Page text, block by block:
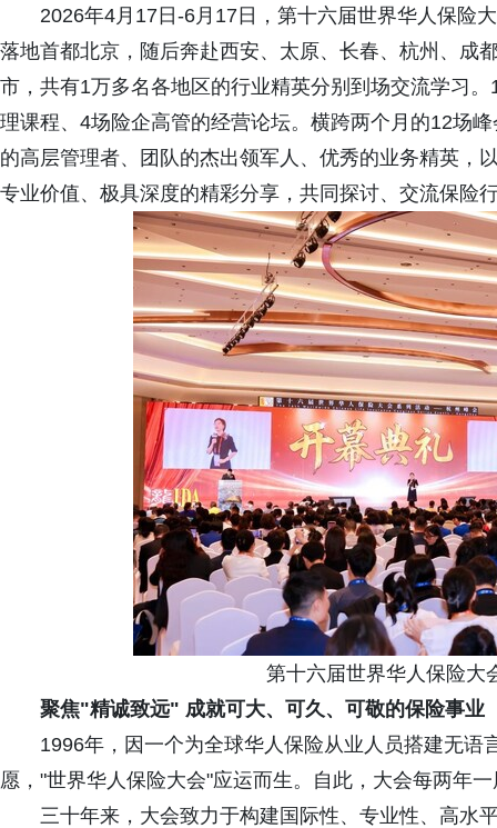
2026年4月17日-6月17日，第十六届世界华人保险
落地首都北京，随后奔赴西安、太原、长春、杭州、成
市，共有1万多名各地区的行业精英分别到场交流学习
理课程、4场险企高管的经营论坛。横跨两个月的12场
的高层管理者、团队的杰出领军人、优秀的业务精英，
专业价值、极具深度的精彩分享，共同探讨、交流保险
第十六届世界华人保险大
聚焦"精诚致远" 成就可大、可久、可敬的保险事业
1996年，因一个为全球华人保险从业人员搭建无语
愿，"世界华人保险大会"应运而生。自此，大会每两年
三十年来，大会致力于构建国际性、专业性、高水